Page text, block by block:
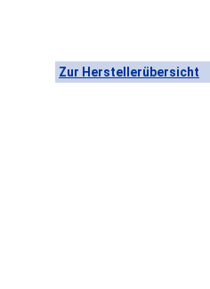
Zur Herstellerübersicht